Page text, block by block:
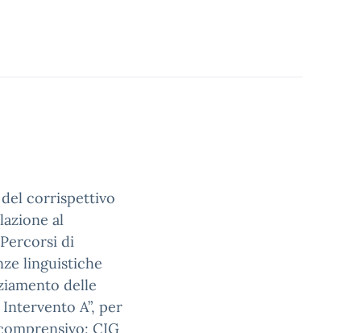
del corrispettivo
al
di
linguistiche
delle
A”, per
CIG